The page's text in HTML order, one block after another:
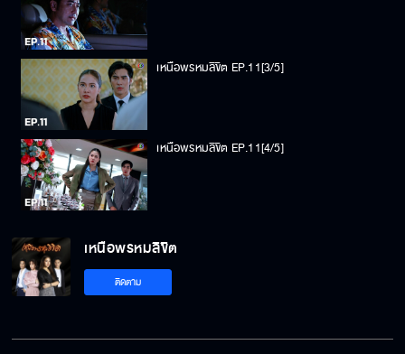
เหนือพรหมลิขิต EP.11[3/5]
เหนือพรหมลิขิต EP.11[4/5]
เหนือพรหมลิขิต
ติดตาม